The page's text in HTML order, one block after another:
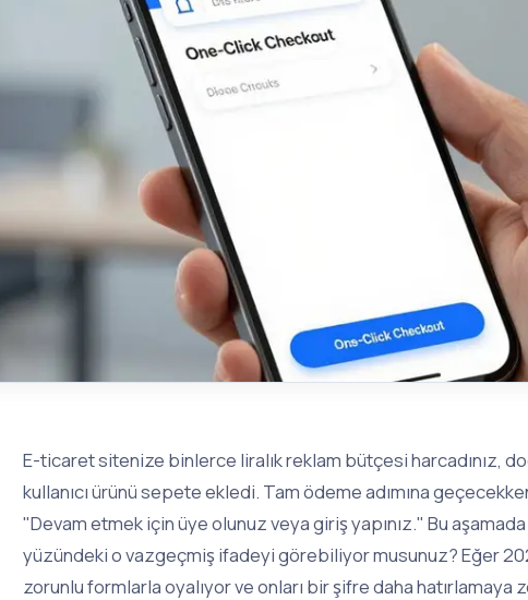
E-ticaret sitenize binlerce liralık reklam bütçesi harcadınız,
kullanıcı ürünü sepete ekledi. Tam ödeme adımına
"Devam etmek için üye olunuz veya giriş yapınız." Bu
yüzündeki o vazgeçmiş ifadeyi görebiliyor musunuz? Eğer 2026
zorunlu formlarla oyalıyor ve onları bir şifre daha hatırlamaya